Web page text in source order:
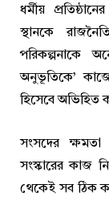
ধর্মীয়
স্থানকে
পরিকল্পনাকে
অনুভূতিকে’ কাজে
হিসেবে অভিহিত
সংসদের ক্ষমতা
সংস্কারের কাজ
থেকেই সব ঠিক